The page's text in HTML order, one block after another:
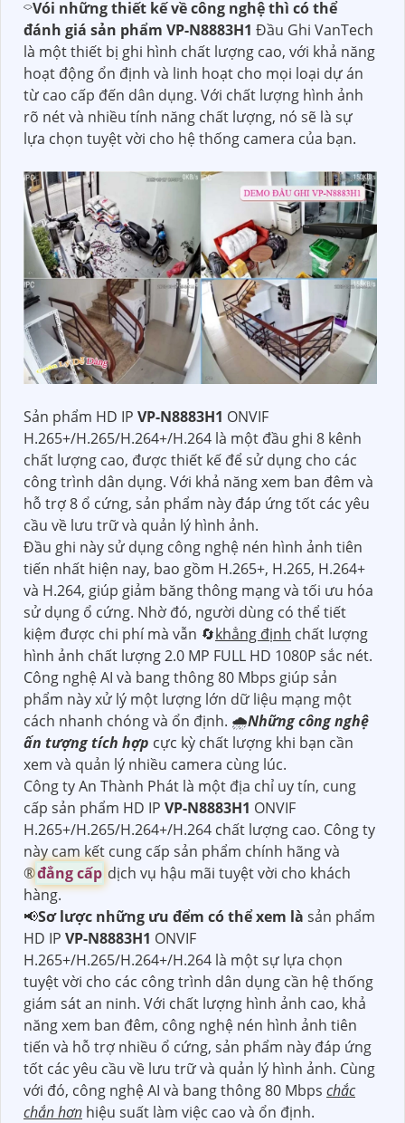
⌔Vói những thiết kế về công nghệ thì có thể
đánh giá sản phẩm VP-N8883H1 Đầu Ghi VanTech
là một thiết bị ghi hình chất lượng cao, với khả năng
hoạt động ổn định và linh hoạt cho mọi loại dự án
từ cao cấp đến dân dụng. Với chất lượng hình ảnh
rõ nét và nhiều tính năng chất lượng, nó sẽ là sự
lựa chọn tuyệt vời cho hệ thống camera của bạn.
Sản phẩm HD IP VP-N8883H1 ONVIF
H.265+/H.265/H.264+/H.264 là một đầu ghi 8 kênh
chất lượng cao, được thiết kế để sử dụng cho các
công trình dân dụng. Với khả năng xem ban đêm và
hỗ trợ 8 ổ cứng, sản phẩm này đáp ứng tốt các yêu
cầu về lưu trữ và quản lý hình ảnh.
Đầu ghi này sử dụng công nghệ nén hình ảnh tiên
tiến nhất hiện nay, bao gồm H.265+, H.265, H.264+
và H.264, giúp giảm băng thông mạng và tối ưu hóa
sử dụng ổ cứng. Nhờ đó, người dùng có thể tiết
kiệm được chi phí mà vẫn 🔄khẳng định chất lượng
hình ảnh chất lượng 2.0 MP FULL HD 1080P sắc nét.
Công nghệ AI và bang thông 80 Mbps giúp sản
phẩm này xử lý một lượng lớn dữ liệu mạng một
cách nhanh chóng và ổn định. 🌧️Những công nghệ
ấn tượng tích hợp cực kỳ chất lượng khi bạn cần
xem và quản lý nhiều camera cùng lúc.
Công ty An Thành Phát là một địa chỉ uy tín, cung
cấp sản phẩm HD IP VP-N8883H1 ONVIF
H.265+/H.265/H.264+/H.264 chất lượng cao. Công ty
này cam kết cung cấp sản phẩm chính hãng và
®️đẳng cấp dịch vụ hậu mãi tuyệt vời cho khách
hàng.
📢Sơ lược những ưu đểm có thể xem là sản phẩm
HD IP VP-N8883H1 ONVIF
H.265+/H.265/H.264+/H.264 là một sự lựa chọn
tuyệt vời cho các công trình dân dụng cần hệ thống
giám sát an ninh. Với chất lượng hình ảnh cao, khả
năng xem ban đêm, công nghệ nén hình ảnh tiên
tiến và hỗ trợ nhiều ổ cứng, sản phẩm này đáp ứng
tốt các yêu cầu về lưu trữ và quản lý hình ảnh. Cùng
với đó, công nghệ AI và bang thông 80 Mbps chắc
chắn hơn hiệu suất làm việc cao và ổn định.